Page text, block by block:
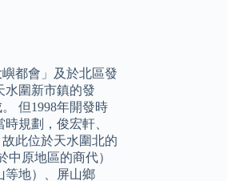
都會」及於北區發
水圍新市鎮的發
但1998年開發時
規劃，俊宏軒、
此位於天水圍北的
原地區的商代）
等地）、屏山鄉